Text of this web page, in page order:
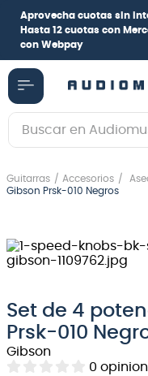
Aprovecha cuotas sin
Hasta 12 cuotas con
con Webpay
Buscar en
Guitarras Accesorios
Gibson Prsk-010 Negros
Set de 4
Prsk-010
Gibson
0
1.
guitarra electrica
3.
guitarra
5 .
amplificador
6.
guitarra
7.
teclado